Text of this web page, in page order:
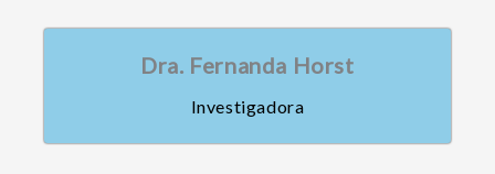
Dra. Fernanda Horst
Investigadora